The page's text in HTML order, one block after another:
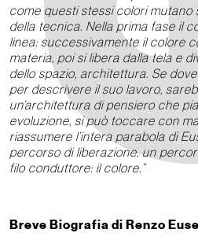
come questi stessi colori
della tecnica. Nella prima fase il
linea: successivamente il colore
materia, poi si libera dalla tela e
dello spazio, architettura. Se
per descrivere il suo lavoro,
un’architettura di pensiero che
evoluzione, si può toccare con
riassumere l’intera parabola di
percorso di liberazione, un
filo conduttore: il colore.”
Breve Biografia di Renzo